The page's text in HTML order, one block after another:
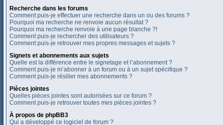
Recherche dans les forums
Comment puis-je effectuer une recherche dans un ou des forums ?
Pourquoi ma recherche ne renvoie aucun résultat ?
Pourquoi ma recherche renvoie à une page blanche ?!
Comment puis-je rechercher des utilisateurs ?
Comment puis-je retrouver mes propres messages et sujets ?
Signets et abonnements aux sujets
Quelle est la différence entre le signetage et l’abonnement ?
Comment puis-je m’abonner à un forum ou à un sujet spécifique ?
Comment puis-je résilier mes abonnements ?
Pièces jointes
Quelles pièces jointes sont autorisées sur ce forum ?
Comment puis-je retrouver toutes mes pièces jointes ?
À propos de phpBB3
Qui a développé ce logiciel de forum ?